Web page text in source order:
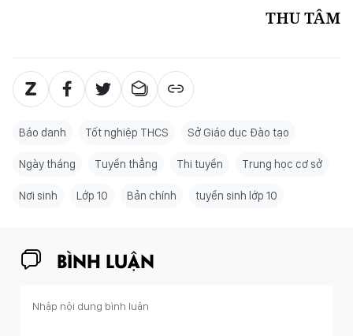
THU TÂM
Báo danh Tốt nghiệp THCS Sở Giáo dục Đào tạo
Ngày tháng Tuyển thẳng Thi tuyển Trung học cơ sở
Nơi sinh Lớp 10 Bản chính tuyển sinh lớp 10
BÌNH LUẬN